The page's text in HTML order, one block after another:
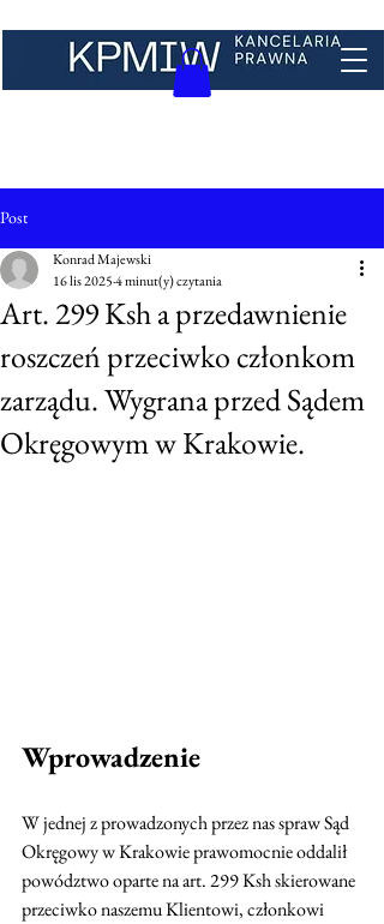
Post
Art. 299 Ksh a przedawnienie
roszczeń przeciwko członkom
zarządu. Wygrana przed Sądem
Okręgowym w Krakowie.
Konrad Majewski
16 lis 20254 minut(y) czytania
Wprowadzenie
W jednej z prowadzonych przez nas spraw Sąd
Okręgowy w Krakowie prawomocnie oddalił
powództwo oparte na art. 299 Ksh skierowane
przeciwko naszemu Klientowi, członkowi